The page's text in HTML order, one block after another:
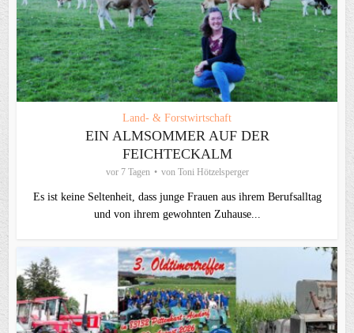
Land- & Forstwirtschaft
EIN ALMSOMMER AUF DER
FEICHTECKALM
vor 7 Tagen von Toni Hötzelsperger
Es ist keine Seltenheit, dass junge Frauen aus ihrem Berufsalltag
und von ihrem gewohnten Zuhause...